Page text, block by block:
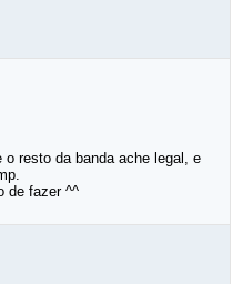
resto da banda ache legal, e
de fazer ^^